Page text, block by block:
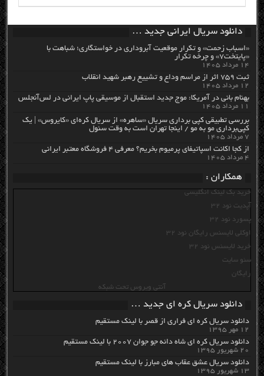
دانلود سریال ایرانی جدید …
«اسباب زحمت» و تکرار موقعیت آبروداری در خواستگاری؛ شباهت با
«پایتخت۷» و چرخه تکرار
۱۴ مرداد ۱۴۰۵
ثبت ۷۵۹ اثر از مراسم وداع و تشییع رهبر شهید انقلاب
۱۲ مرداد ۱۴۰۵
بهنام بانی در آمریکا: موج جدید استقبال از موسیقی پاپ ایرانی در لس‌آنجلس
۱۱ مرداد ۱۴۰۵
بررسی تطبیقی کپی برداری سریال «ساهره» از سریال کره‌ای «کایروس» | یک
کپی‌برداری مو به مو / اینجا تهران است به وقت سئول
۷ مرداد ۱۴۰۵
از کجا اکانت اسپاتیفای پرمیوم بخریم؟ معرفی ۴ فروشگاه معتبر ایرانی
۴ مرداد ۱۴۰۵
همکاران :
خرید بک لینک انگلیسی
آپدیت نود 32
پسورد نود 32
اوکلی لایسنس رایگان نود 32
خرید لایسنس نود 32
سئو سایت
رایگان
آنتی ویروس تحت شبکه
دانلود سریال کره ای جدید …
دانلود سریال کره ای فراری از قصر با لینک مستقیم
۱۲ مهر ۱۳۹۵
دانلود سریال کره ای شاه دائه جو جوان ۲۰۰۷ با لینک مستقیم
۲۰ شهریور ۱۳۹۵
دانلود سریال عشق عقاب های مبارز با لینک مستقیم
۱۳ شهریور ۱۳۹۵